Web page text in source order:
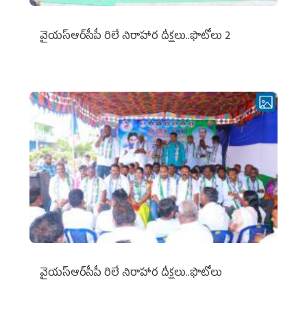
వైయ‌స్ఆర్‌సీపీ రిలే నిరాహార దీక్షలు..ఫొటోలు 2
వైయ‌స్ఆర్‌సీపీ రిలే నిరాహార దీక్షలు..ఫొటోలు